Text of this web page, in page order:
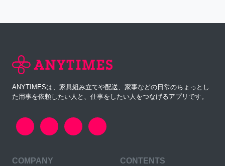
ANYTIMESは、家具組み立てや配送、家事などの日常のちょっとし
た用事を依頼したい人と、仕事をしたい人をつなげるアプリです。
COMPANY CONTENTS